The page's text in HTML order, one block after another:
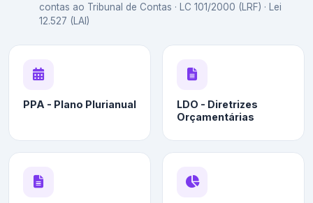
contas ao Tribunal de Contas · LC 101/2000 (LRF) · Lei
12.527 (LAI)
PPA - Plano Plurianual
LDO - Diretrizes
Orçamentárias